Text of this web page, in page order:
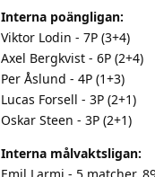
Interna poängligan:
Viktor Lodin - 7P (3+4)
Axel Bergkvist - 6P (2+4)
Per Åslund - 4P (1+3)
Lucas Forsell - 3P (2+1)
Oskar Steen - 3P (2+1)
Interna målvaktsligan: